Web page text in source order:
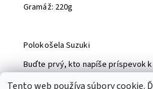
Gramáž: 220g
Polokošela Suzuki
Buďte prvý, kto napíše príspevok
Pridať komentár
Tento web používa súbory cookie.